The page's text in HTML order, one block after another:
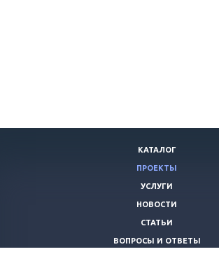
КАТАЛОГ
ПРОЕКТЫ
УСЛУГИ
НОВОСТИ
СТАТЬИ
ВОПРОСЫ И ОТВЕТЫ